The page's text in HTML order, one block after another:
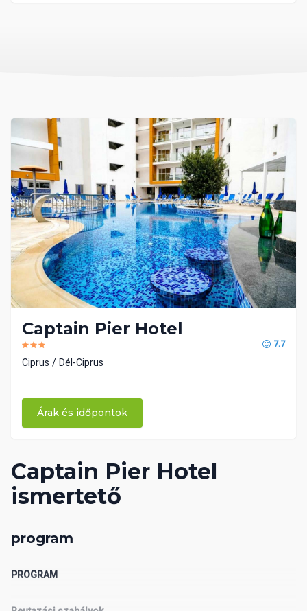
Captain Pier Hotel
ismertető
program
PROGRAM
Captain Pier Hotel
7.7
Ciprus Dél-Ciprus
Árak és időpontok